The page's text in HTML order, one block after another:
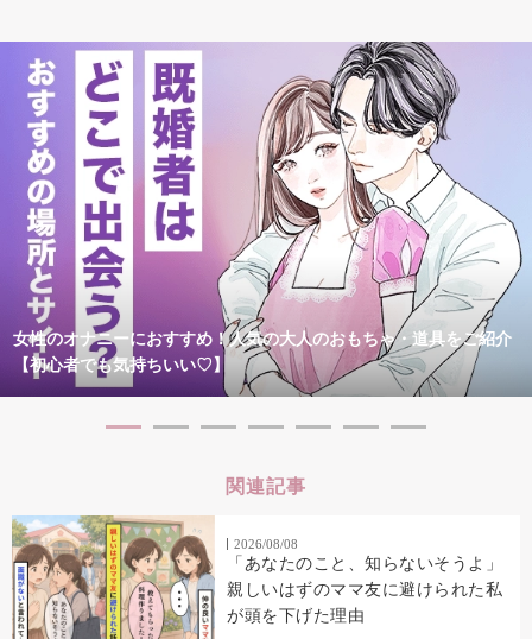
女性のオナニーにおすすめ！人気の大人のおもちゃ・道具をご紹介
【初心者でも気持ちいい♡】
関連記事
2026/08/08
「あなたのこと、知らないそうよ」
親しいはずのママ友に避けられた私
が頭を下げた理由